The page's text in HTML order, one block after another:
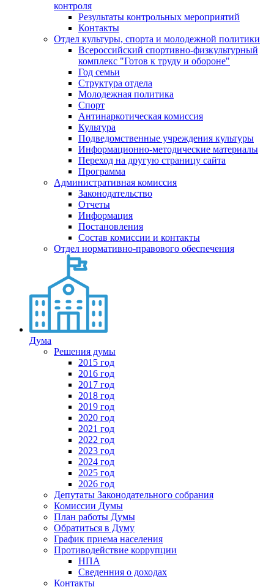
контроля
Результаты контрольных мероприятий
Контакты
Отдел культуры, спорта и молодежной политики
Всероссийский спортивно-физкультурный
комплекс "Готов к труду и обороне"
Год семьи
Структура отдела
Молодежная политика
Спорт
Антинаркотическая комиссия
Культура
Подведомственные учреждения культуры
Информационно-методические материалы
Переход на другую страницу сайта
Программа
Административная комиссия
Законодательство
Отчеты
Информация
Постановления
Состав комиссии и контакты
Отдел нормативно-правового обеспечения
Дума
Решения думы
2015 год
2016 год
2017 год
2018 год
2019 год
2020 год
2021 год
2022 год
2023 год
2024 год
2025 год
2026 год
Депутаты Законодательного собрания
Комиссии Думы
План работы Думы
Обратиться в Думу
График приема населения
Противодействие коррупции
НПА
Сведенния о доходах
Контакты